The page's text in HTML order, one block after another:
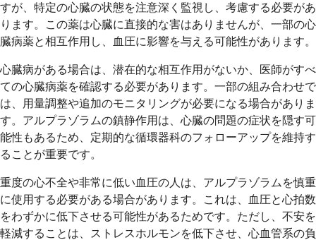
すが、特定の心臓の状態を注意深く監視し、考慮する必要があ
ります。この薬は心臓に直接的な害はありませんが、一部の心
臓病薬と相互作用し、血圧に影響を与える可能性があります。
心臓病がある場合は、潜在的な相互作用がないか、医師がすべ
ての心臓病薬を確認する必要があります。一部の組み合わせで
は、用量調整や追加のモニタリングが必要になる場合がありま
す。アルプラゾラムの鎮静作用は、心臓の問題の症状を隠す可
能性もあるため、定期的な循環器科のフォローアップを維持す
ることが重要です。
重度の心不全や非常に低い血圧の人は、アルプラゾラムを慎重
に使用する必要がある場合があります。これは、血圧と心拍数
をわずかに低下させる可能性があるためです。ただし、不安を
軽減することは、ストレスホルモンを低下させ、心血管系の負